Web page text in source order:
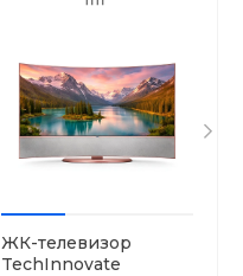
ЖК-телевизор
TechInnovate